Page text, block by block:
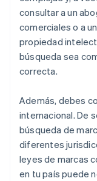
consultar a un
comerciales o a
propiedad
búsqueda sea
correcta.
Además, debes
internacional. De
búsqueda de
diferentes
leyes de marcas
en tu país puede